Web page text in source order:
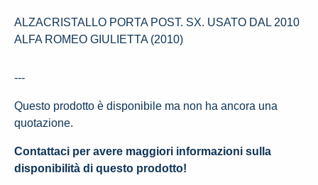
ALZACRISTALLO PORTA POST. SX. USATO DAL 2010
ALFA ROMEO GIULIETTA (2010)
---
Questo prodotto è disponibile ma non ha ancora una
quotazione.
Contattaci per avere maggiori informazioni sulla
disponibilità di questo prodotto!